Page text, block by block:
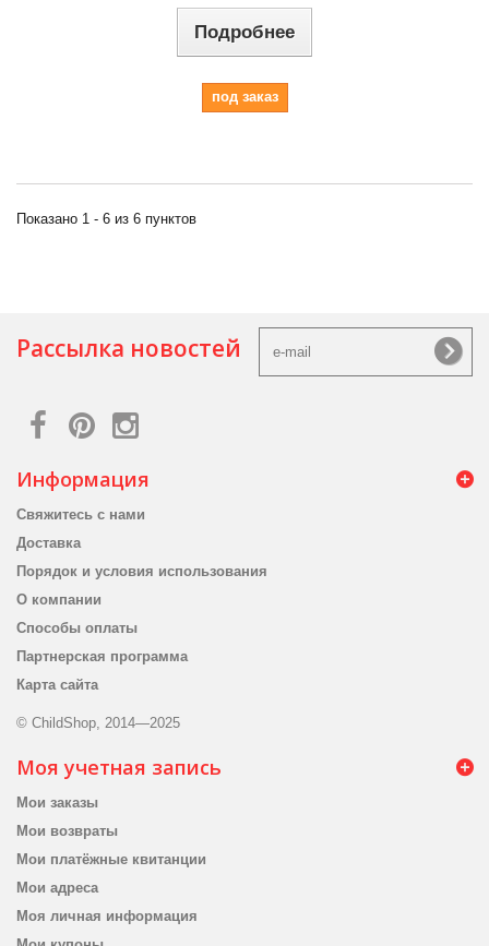
Подробнее
под заказ
Показано 1 - 6 из 6 пунктов
Рассылка новостей
Информация
Свяжитесь с нами
Доставка
Порядок и условия использования
О компании
Способы оплаты
Партнерская программа
Карта сайта
© ChildShop, 2014—2025
Моя учетная запись
Мои заказы
Мои возвраты
Мои платёжные квитанции
Мои адреса
Моя личная информация